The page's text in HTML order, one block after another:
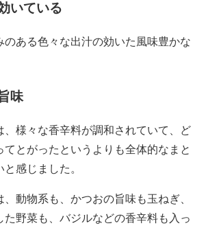
いている
のある色々な出汁の効いた風味豊かな
味
、様々な香辛料が調和されていて、ど
てとがったというよりも全体的なまと
感じました。
動物系も、かつおの旨味も玉ねぎ、
た野菜も、バジルなどの香辛料も入っ